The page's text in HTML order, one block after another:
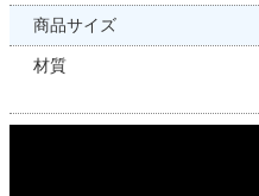
商品サイズ
材質